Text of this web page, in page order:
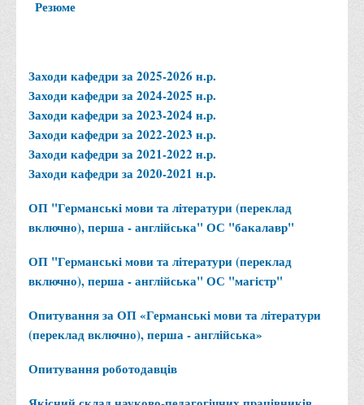
Електронна пошта:
Резюме
Заходи кафедри за 2025-2026 н.р.
Заходи кафедри за 2024-2025 н.р.
Заходи кафедри за 2022-2023 н.р.
Заходи кафедри за 2021-2022 н.р.
ОП "Германські мови та літератури (переклад
ОП "Германські мови та літератури (переклад